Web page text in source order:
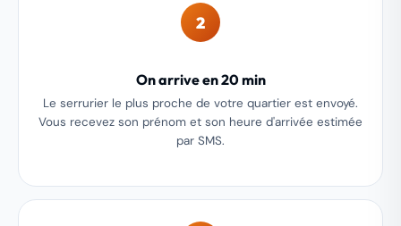
2
On arrive en 20 min
Le serrurier le plus proche de votre quartier est envoyé.
Vous recevez son prénom et son heure d'arrivée estimée
par SMS.